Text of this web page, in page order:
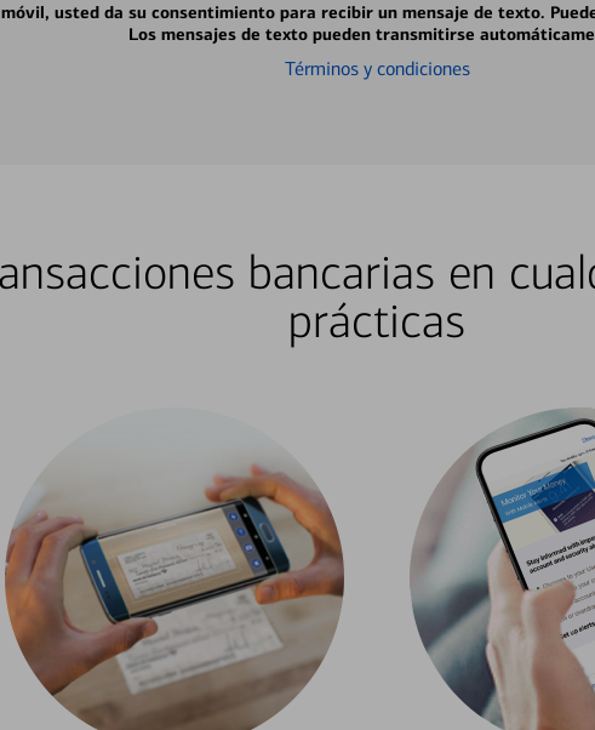
usted da su consentimiento para recibir un mensaje de texto.
Los mensajes de texto pueden transmitirse
Términos y condiciones
bancarias en
prácticas